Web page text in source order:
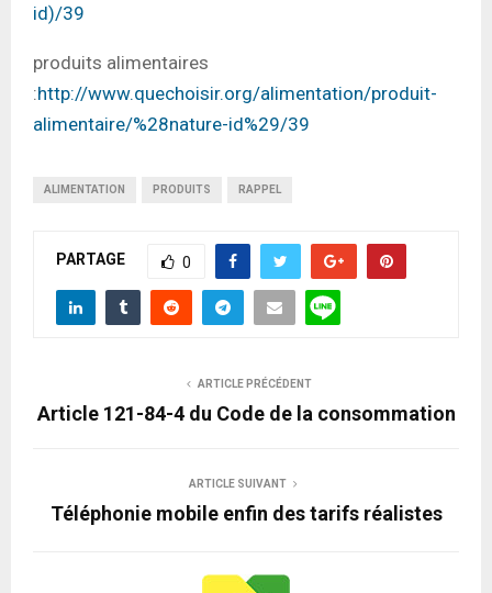
id)/39
produits alimentaires
:http://www.quechoisir.org/alimentation/produit-
alimentaire/%28nature-id%29/39
ALIMENTATION PRODUITS RAPPEL
PARTAGE 0
ARTICLE PRÉCÉDENT
Article 121-84-4 du Code de la consommation
ARTICLE SUIVANT
Téléphonie mobile enfin des tarifs réalistes